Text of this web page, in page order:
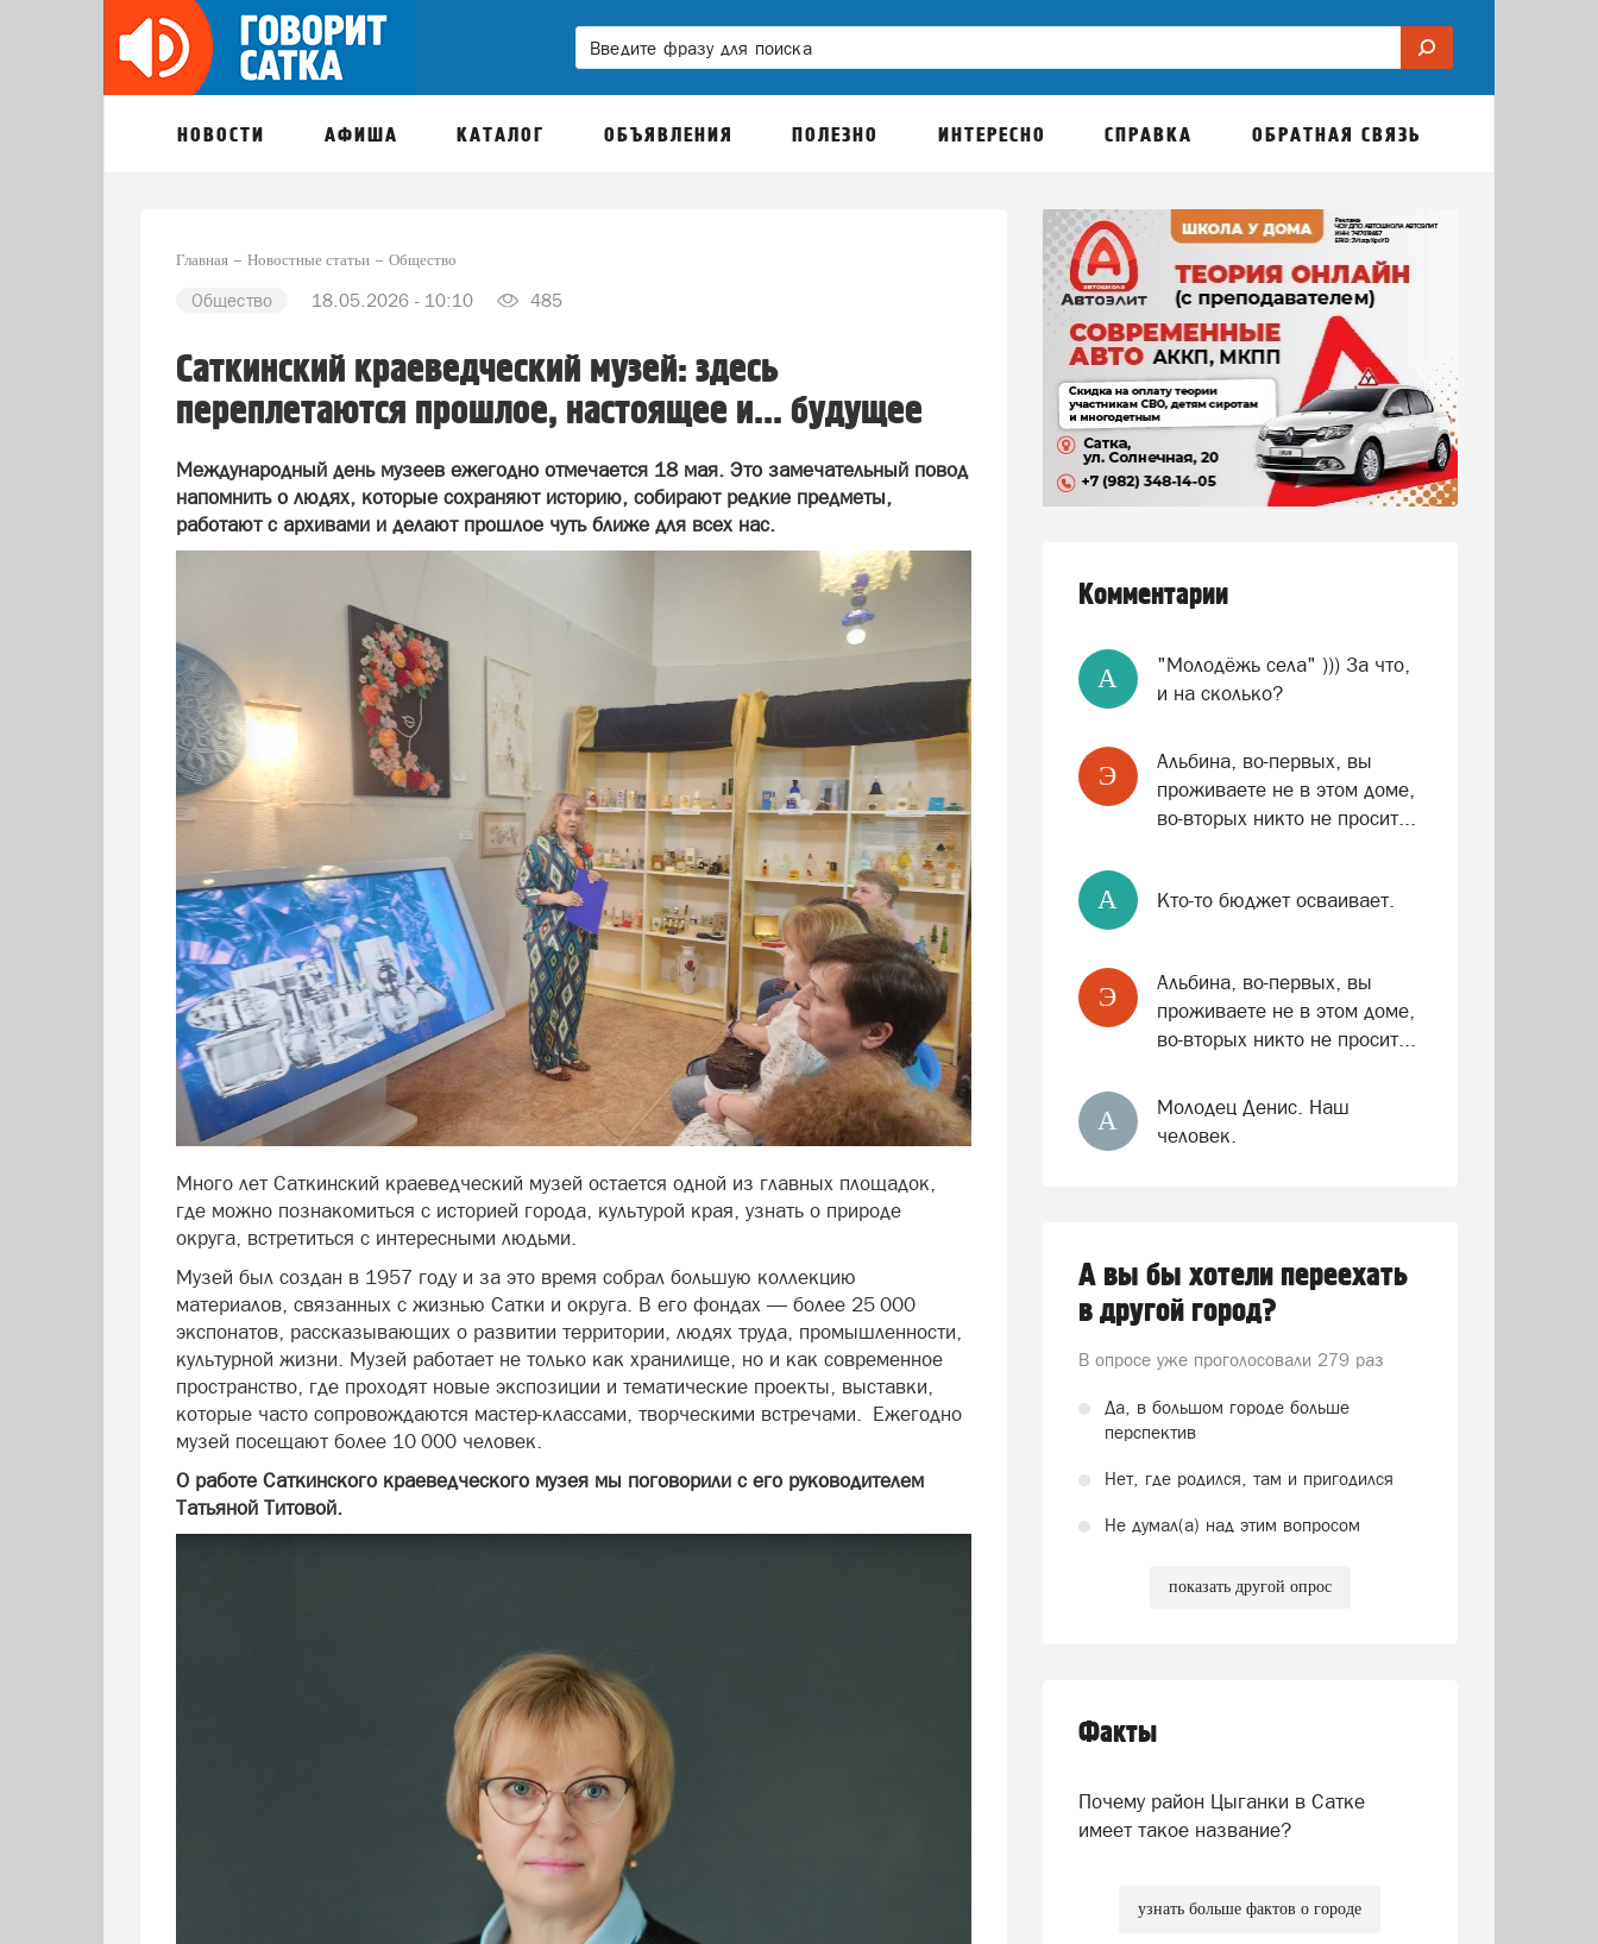
НОВОСТИ АФИША КАТАЛОГ ОБЪЯВЛЕНИЯ ПОЛЕЗНО ИНТЕРЕСНО СПРАВКА ОБРАТНАЯ СВЯЗЬ
Главная Новостные статьи Общество
Общество 18.05.2026 - 10:10 485
Саткинский краеведческий музей: здесь
переплетаются прошлое, настоящее и... будущее
Международный день музеев ежегодно отмечается 18 мая. Это замечательный повод
напомнить о людях, которые сохраняют историю, собирают редкие предметы,
работают с архивами и делают прошлое чуть ближе для всех нас.
Много лет Саткинский краеведческий музей остается одной из главных площадок,
где можно познакомиться с историей города, культурой края, узнать о природе
округа, встретиться с интересными людьми.
Музей был создан в 1957 году и за это время собрал большую коллекцию
материалов, связанных с жизнью Сатки и округа. В его фондах — более 25 000
экспонатов, рассказывающих о развитии территории, людях труда, промышленности,
культурной жизни. Музей работает не только как хранилище, но и как современное
пространство, где проходят новые экспозиции и тематические проекты, выставки,
которые часто сопровождаются мастер-классами, творческими встречами. Ежегодно
музей посещают более 10 000 человек.
О работе Саткинского краеведческого музея мы поговорили с его руководителем
Татьяной Титовой.
Комментарии
A
"Молодёжь села" ))) За что,
и на сколько?
Э
Альбина, во-первых, вы
проживаете не в этом доме,
во-вторых никто не просит...
A Кто-то бюджет осваивает.
Э
Альбина, во-первых, вы
проживаете не в этом доме,
во-вторых никто не просит...
А
Молодец Денис. Наш
человек.
А вы бы хотели переехать
в другой город?
В опросе уже проголосовали 279 раз
Да, в большом городе больше
перспектив
Нет, где родился, там и пригодился
Не думал(а) над этим вопросом
показать другой опрос
Факты
Почему район Цыганки в Сатке
имеет такое название?
узнать больше фактов о городе